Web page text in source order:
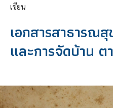
เขียน
เอกสารสาธารณ
และการจัดบ้าน ต